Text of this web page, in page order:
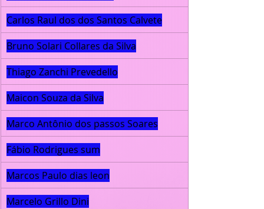
Carlos Raul dos dos Santos Calvete
Bruno Solari Collares da Silva
Thiago Zanchi Prevedello
Maicon Souza da Silva
Marco Antônio dos passos Soares
Fábio Rodrigues sum
Marcos Paulo dias leon
Marcelo Grillo Dini